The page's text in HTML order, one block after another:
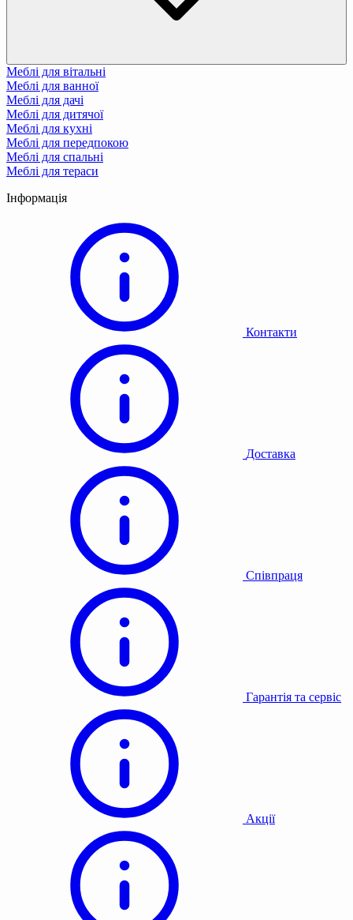
Меблі для вітальні
Меблі для ванної
Меблі для дачі
Меблі для дитячої
Меблі для кухні
Меблі для передпокою
Меблі для спальні
Меблі для тераси
Інформація
Контакти
Доставка
Співпраця
Гарантія та сервіс
Акції